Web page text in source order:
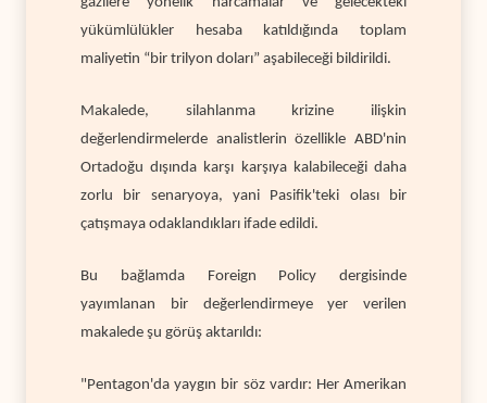
yükümlülükler hesaba katıldığında toplam
maliyetin “bir trilyon doları” aşabileceği bildirildi.
Makalede, silahlanma krizine ilişkin
değerlendirmelerde analistlerin özellikle ABD'nin
Ortadoğu dışında karşı karşıya kalabileceği daha
zorlu bir senaryoya, yani Pasifik'teki olası bir
çatışmaya odaklandıkları ifade edildi.
Bu bağlamda Foreign Policy dergisinde
yayımlanan bir değerlendirmeye yer verilen
makalede şu görüş aktarıldı:
"Pentagon'da yaygın bir söz vardır: Her Amerikan